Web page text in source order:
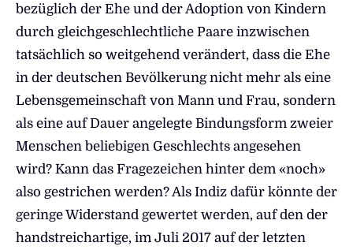
bezüglich der Ehe und der Adoption von Kindern
durch gleichgeschlechtliche Paare inzwischen
tatsächlich so weitgehend verändert, dass die Ehe
in der deutschen Bevölkerung nicht mehr als eine
Lebensgemeinschaft von Mann und Frau, sondern
als eine auf Dauer angelegte Bindungsform zweier
Menschen beliebigen Geschlechts angesehen
wird? Kann das Fragezeichen hinter dem «noch»
also gestrichen werden? Als Indiz dafür könnte der
geringe Widerstand gewertet werden, auf den der
handstreichartige, im Juli 2017 auf der letzten